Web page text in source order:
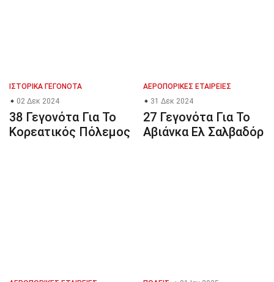
ΙΣΤΟΡΙΚΆ ΓΕΓΟΝΌΤΑ
02 Δεκ 2024
38 Γεγονότα Για Το
Κορεατικός Πόλεμος
ΑΕΡΟΠΟΡΙΚΈΣ ΕΤΑΙΡΕΊΕΣ
31 Δεκ 2024
27 Γεγονότα Για Το
Αβιάνκα Ελ Σαλβαδόρ